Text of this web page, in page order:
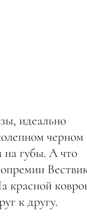
идеально
черном
на губы. А что
красной
к другу.